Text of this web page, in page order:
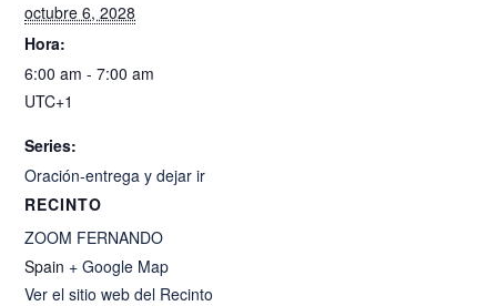
octubre 6, 2028
Hora:
6:00 am - 7:00 am
UTC+1
Series:
Oración-entrega y dejar ir
RECINTO
ZOOM FERNANDO
Spain + Google Map
Ver el sitio web del Recinto